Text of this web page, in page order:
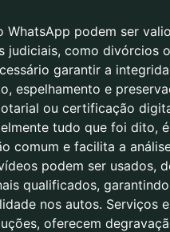
WhatsApp podem ser
judiciais, como divórcios
garantir a
espelhamento e
ou certificação
tudo que foi dito,
comum e facilita a
podem ser usados,
qualificados,
nos autos. Serviços
oferecem